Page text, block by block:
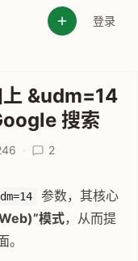
登录
&udm=14
搜索
· 2
参数，其核心
模式，从而提